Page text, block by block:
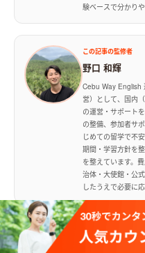
験ベースで分かり
この記事の監修者
野口 和輝
Cebu Way English
営）として、国内
の運営・サポート
の整備、参加者サ
じめての留学で不
期間・学習方針を
を整えています。
治体・大使館・公
したうえで必要に